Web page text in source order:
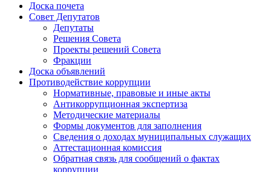
Доска почета
Совет Депутатов
Депутаты
Решения Совета
Проекты решений Совета
Фракции
Доска объявлений
Противодействие коррупции
Нормативные, правовые и иные акты
Антикоррупционная экспертиза
Методические материалы
Формы документов для заполнения
Сведения о доходах муниципальных служащих
Аттестационная комиссия
Обратная связь для сообщений о фактах
коррупции